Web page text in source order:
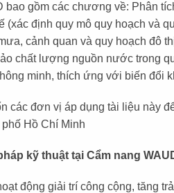
bao gồm các chương về: Phân
(xác định quy mô quy hoạch và
cảnh quan và quy hoạch đô
chất lượng nguồn nước trong
minh, thích ứng với biến đổi
các đơn vị áp dụng tài liệu này
Hồ Chí Minh
kỹ thuật tại Cẩm nang
động giải trí công cộng, tăng